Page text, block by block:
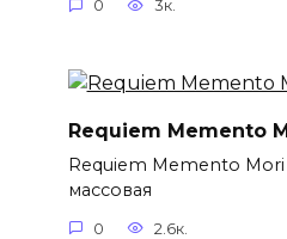
0 3к.
Requiem Memento
Requiem Memento
массовая
0 2.6к.